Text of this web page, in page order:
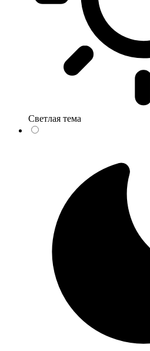
Светлая тема